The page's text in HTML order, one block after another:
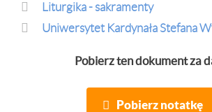
liturgika - sakramenty
Pobierz ten dokument za
Pobierz notatkę